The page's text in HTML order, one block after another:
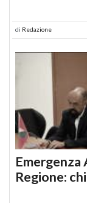
di Redazione
Regione: